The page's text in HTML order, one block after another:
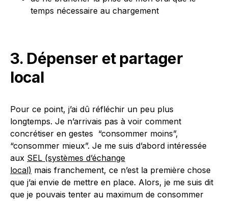
temps nécessaire au chargement
3. Dépenser et partager
local
Pour ce point, j’ai dû réfléchir un peu plus
longtemps. Je n’arrivais pas à voir comment
concrétiser en gestes “consommer moins”,
“consommer mieux”. Je me suis d’abord intéressée
aux SEL (systèmes d’échange
local) mais franchement, ce n’est la première chose
que j’ai envie de mettre en place. Alors, je me suis dit
que je pouvais tenter au maximum de consommer